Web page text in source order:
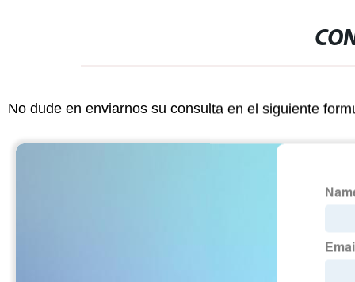
No dude en enviarnos su consulta en el siguiente